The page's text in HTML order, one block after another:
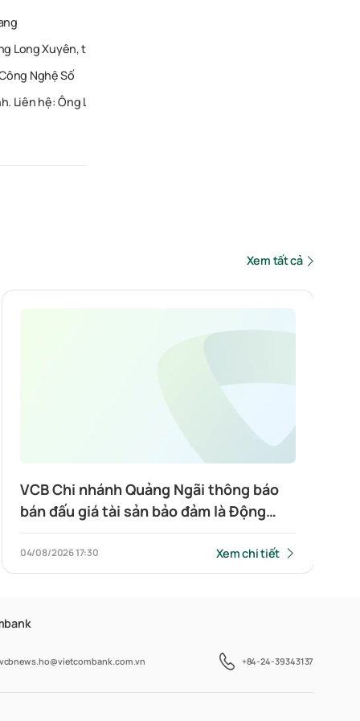
Long Xuyên, tỉnh An Giang.
Nghệ Số
Liên hệ: Ông Lê Đăng Bảo. Số điện thoại: 0918039191
Xem tất cả
VCB Chi nhánh Quảng Ngãi thông báo
bán đấu giá tài sản bảo đảm là Động
sản: 02 Tàu cá số đăng ký QNg-98934-
TS và QNG-98936-TS Neo đậu tại Khu
vực âu thuyền địa chỉ: xã Hải Thịnh,
04/08/202617:30 Xem chi tiết
vcbnews.ho@vietcombank.com.vn +84-24-39343137